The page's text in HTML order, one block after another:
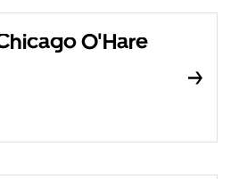
O'Hare